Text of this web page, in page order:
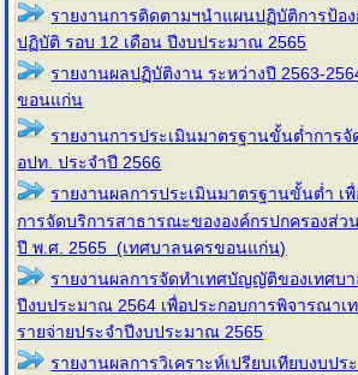
รายงานการติดตามฯนำแผนปฏิบัติการป้อ
ปฏิบัติ รอบ 12 เดือน ปีงบประมาณ 2565
รายงานผลปฏิบัติงาน ระหว่างปี 2563-
ขอนแก่น
รายงานการประเมินมาตรฐานขั้นต่ำการ
อปท. ประจำปี 2566
รายงานผลการประเมินมาตรฐานขั้นต่ำ เ
การจัดบริการสาธารณะขององค์กรปกครองส่ว
ปี พ.ศ. 2565 (เทศบาลนครขอนแก่น)
รายงานผลการจัดทำเทศบัญญัติของเทศบ
ปีงบประมาณ 2564 เพื่อประกอบการพิจารณา
รายจ่ายประจำปีงบประมาณ 2565
รายงานผลการวิเคราะห์เปรียบเทียบงบป